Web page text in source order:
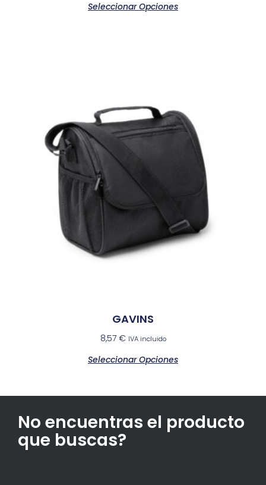
Seleccionar Opciones
GAVINS
8,57 € IVA incluido
Seleccionar Opciones
No encuentras el producto
que buscas?